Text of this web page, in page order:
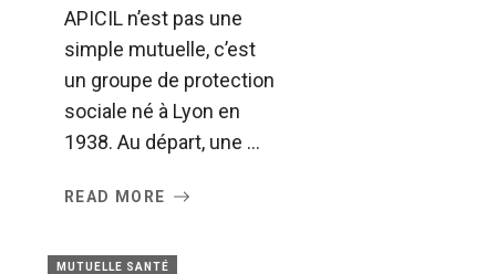
APICIL n’est pas une
simple mutuelle, c’est
un groupe de protection
sociale né à Lyon en
1938. Au départ, une ...
READ MORE
MUTUELLE SANTÉ